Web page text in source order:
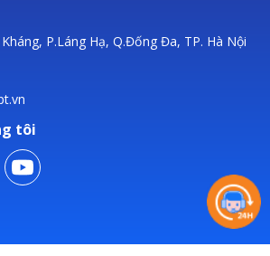
P.Láng Hạ, Q.Đống Đa, TP. Hà Nội
tôi